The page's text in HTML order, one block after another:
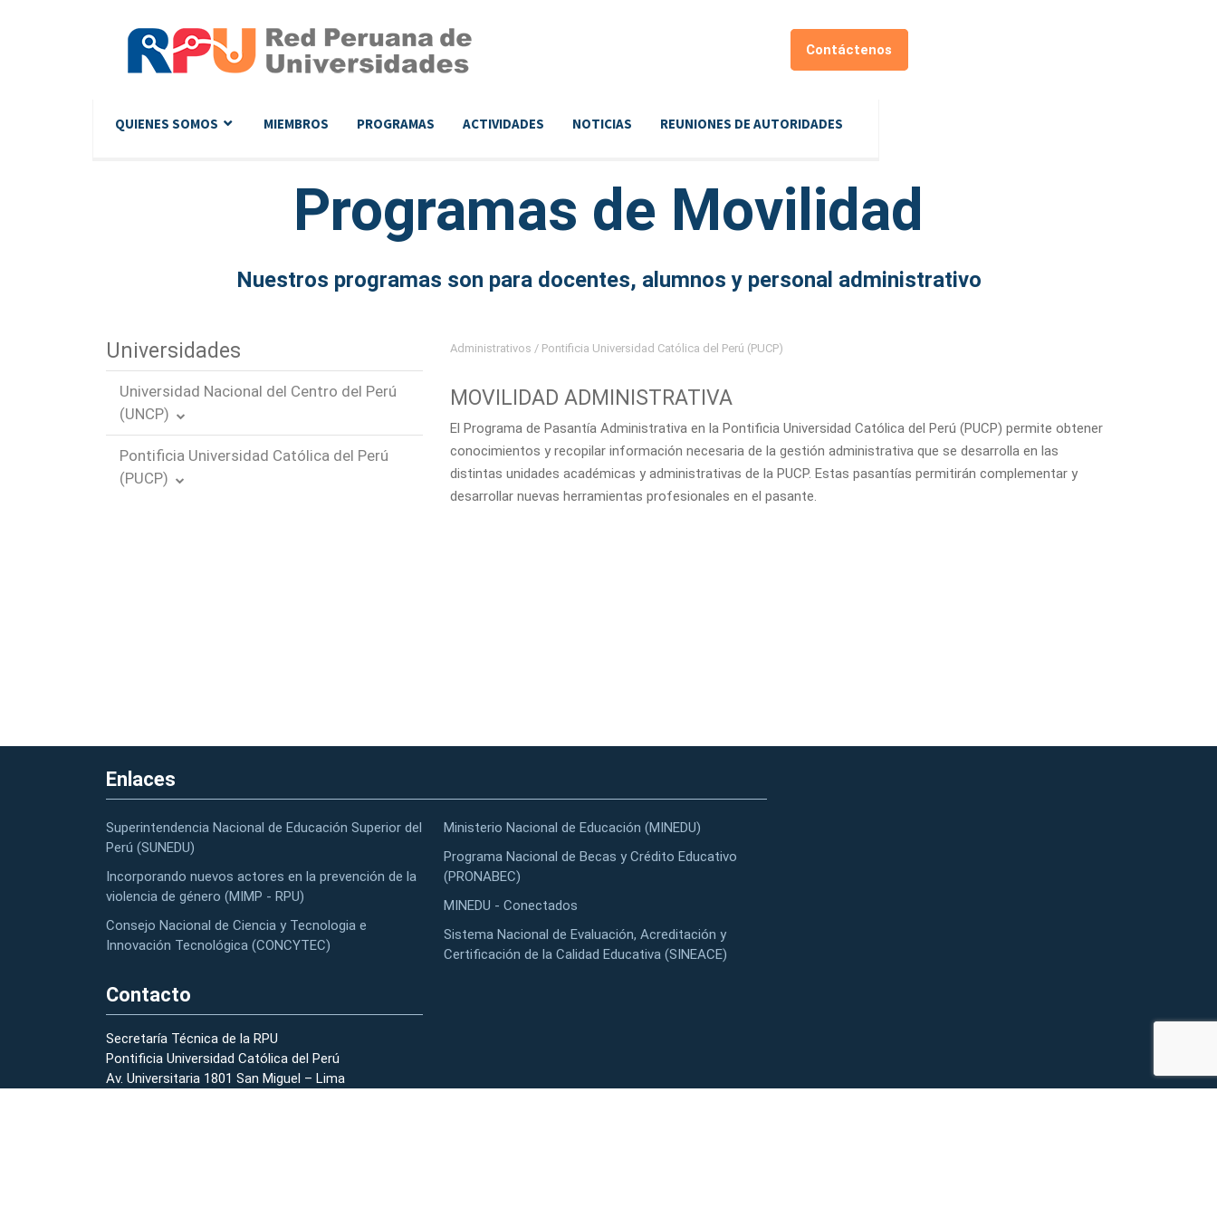
Contáctenos
QUIENES SOMOS MIEMBROS PROGRAMAS ACTIVIDADES NOTICIAS REUNIONES DE AUTORIDADES
Programas de Movilidad
Nuestros programas son para docentes, alumnos y personal administrativo
Universidades
Universidad Nacional del Centro del Perú
(UNCP)
Pontificia Universidad Católica del Perú
(PUCP)
Administrativos / Pontificia Universidad Católica del Perú (PUCP)
MOVILIDAD ADMINISTRATIVA
El Programa de Pasantía Administrativa en la Pontificia Universidad Católica del Perú (PUCP) permite obtener
conocimientos y recopilar información necesaria de la gestión administrativa que se desarrolla en las
distintas unidades académicas y administrativas de la PUCP. Estas pasantías permitirán complementar y
desarrollar nuevas herramientas profesionales en el pasante.
Enlaces
Superintendencia Nacional de Educación Superior del
Perú (SUNEDU)
Incorporando nuevos actores en la prevención de la
violencia de género (MIMP - RPU)
Consejo Nacional de Ciencia y Tecnologia e
Innovación Tecnológica (CONCYTEC)
Ministerio Nacional de Educación (MINEDU)
Programa Nacional de Becas y Crédito Educativo
(PRONABEC)
MINEDU - Conectados
Sistema Nacional de Evaluación, Acreditación y
Certificación de la Calidad Educativa (SINEACE)
Contacto
Secretaría Técnica de la RPU
Pontificia Universidad Católica del Perú
Av. Universitaria 1801 San Miguel – Lima